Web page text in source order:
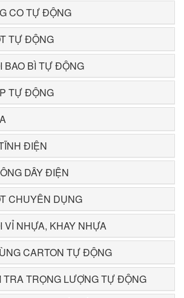
CO TỰ ĐỘNG
TỰ ĐỘNG
BAO BÌ TỰ ĐỘNG
TỰ ĐỘNG
ĐIỆN
DÂY ĐIỆN
CHUYÊN DỤNG
VỈ NHỰA, KHAY NHỰA
CARTON TỰ ĐỘNG
TRA TRỌNG LƯỢNG TỰ ĐỘNG